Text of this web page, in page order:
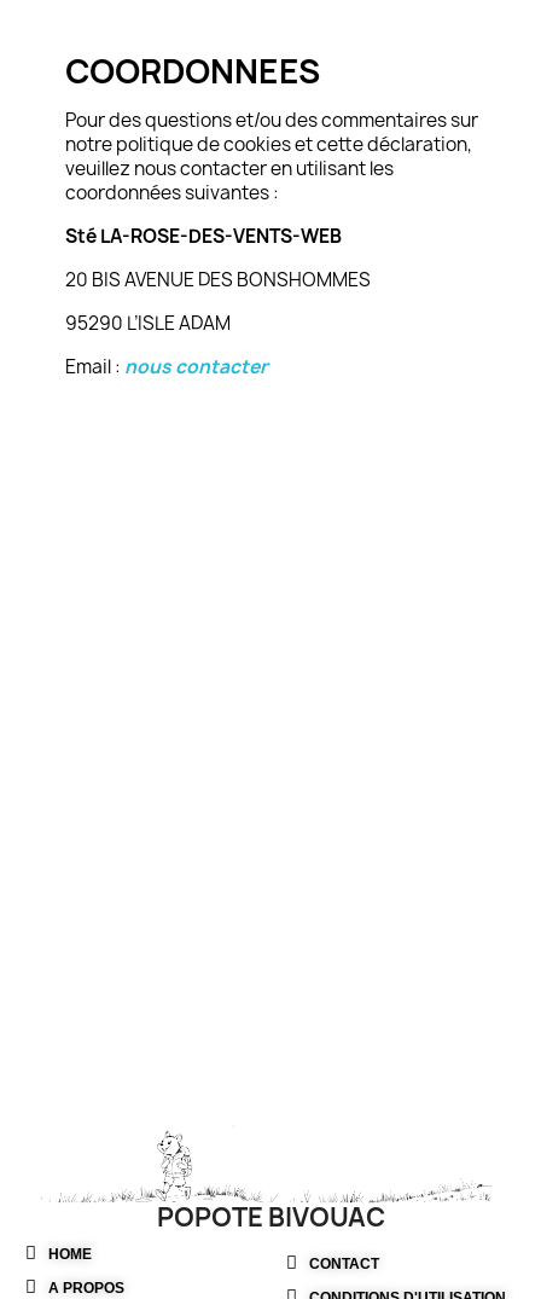
COORDONNEES
Pour des questions et/ou des commentaires sur
notre politique de cookies et cette déclaration,
veuillez nous contacter en utilisant les
coordonnées suivantes :
Sté LA-ROSE-DES-VENTS-WEB
20 BIS AVENUE DES BONSHOMMES
95290 L’ISLE ADAM
Email : nous contacter
POPOTE BIVOUAC
HOME
A PROPOS
CONTACT